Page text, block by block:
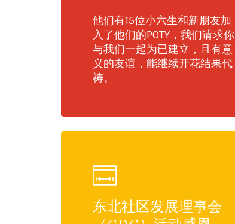
他们有15位小六生和新朋友加
入了他们的POTY，我们请求你
与我们一起为已建立，且有意
义的友谊，能继续开花结果代
祷。
东北社区发展理事会